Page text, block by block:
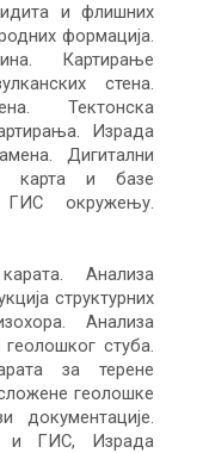
и флишних
формација.
Картирање
стена.
Тектонска
Израда
Дигитални
карта и базе
окружењу.
Анализа
структурних
Анализа
стуба.
за терене
геолошке
документације.
и ГИС, Израда